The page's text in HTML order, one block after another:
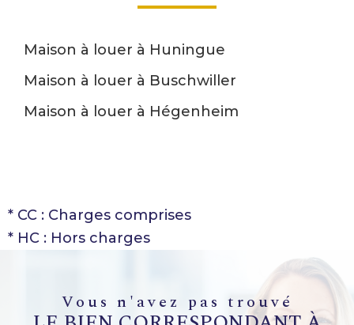
Maison à louer à Huningue
Maison à louer à Buschwiller
Maison à louer à Hégenheim
* CC : Charges comprises
* HC : Hors charges
vous n'avez pas trouvé